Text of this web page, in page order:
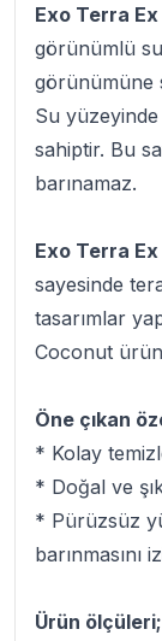
Exo Terra
görünümlü
görünümüne
Su
sahiptir. Bu
barınamaz.
Exo Terra
sayesinde
tasarımlar
Coconut
Öne çıkan
* Kolay
* Doğal ve
* Pürüzsüz
barınmasını
Ürün ölçüleri;